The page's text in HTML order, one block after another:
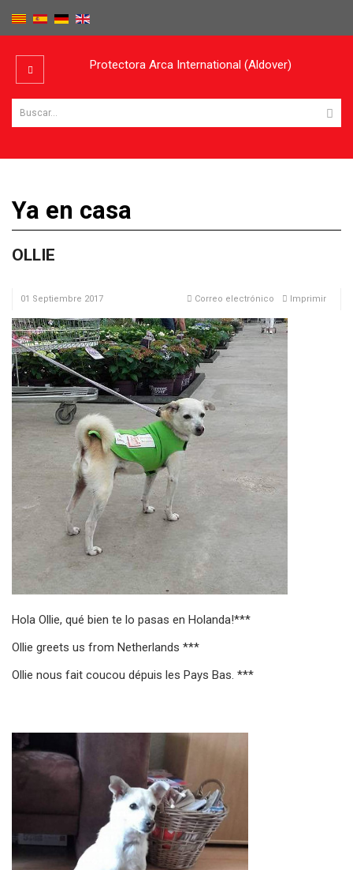
Protectora Arca International (Aldover)
Ya en casa
OLLIE
01 Septiembre 2017 Imprimir
Correo electrónico
Hola Ollie, qué bien te lo pasas en Holanda!***
Ollie greets us from Netherlands ***
Ollie nous fait coucou dépuis les Pays Bas. ***